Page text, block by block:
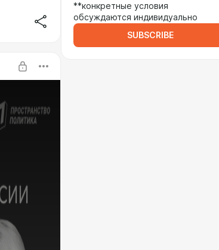
**конкретные условия
обсуждаются индивидуально
SUBSCRIBE